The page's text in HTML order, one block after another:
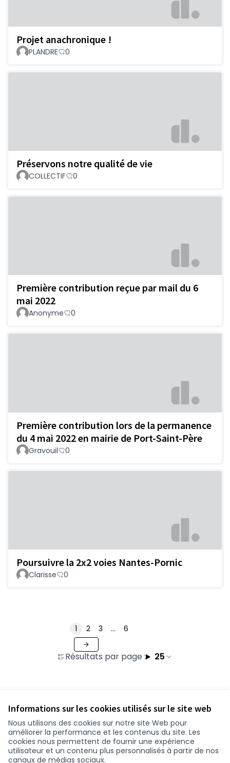
Informations sur les cookies utilisés sur le site web
Nous utilisons des cookies sur notre site Web pour
améliorer la performance et les contenus du site. Les
cookies nous permettent de fournir une expérience
utilisateur et un contenu plus personnalisés à partir de nos
canaux de médias sociaux.
Projet anachronique !
PLANDRE 0
Préservons notre qualité de vie
COLLECTIF 0
Première contribution reçue par mail du 6
mai 2022
Anonyme 0
Première contribution lors de la permanence
du 4 mai 2022 en mairie de Port-Saint-Père
Gravouil 0
Poursuivre la 2x2 voies Nantes-Pornic
Clarisse 0
Résultats par page : 25
1 2 3 … 6
Conditions d'utilisation
Paramètres des cookies
participer.loire-atlantique.fr sur Facebook
participer.loire-atlantique.fr sur Instagram
participer.loire-atlantique.fr sur YouTube